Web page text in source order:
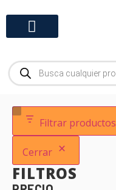
Filtrar productos
Cerrar
FILTROS